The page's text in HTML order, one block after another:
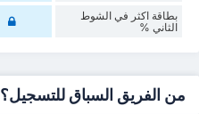
‏بطاقة اكثر في الشوط
‏الثاني %
من الفريق السباق للتسجيل؟